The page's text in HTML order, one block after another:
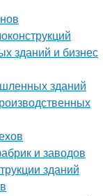
зданий и бизнес
зданий
и заводов
зданий